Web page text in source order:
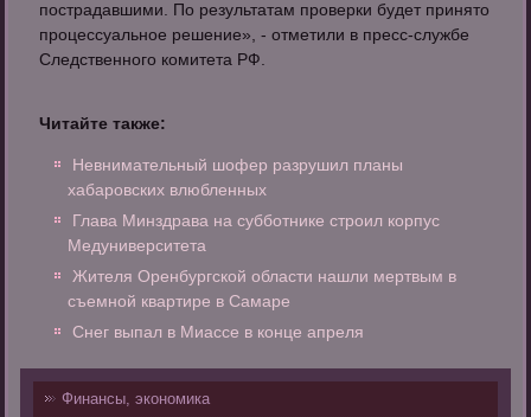
пострадавшими. По результатам проверки будет принято
процессуальное решение», - отметили в пресс-службе
Следственного комитета РФ.
Читайте также:
Невнимательный шофер разрушил планы
хабаровских влюбленных
Глава Минздрава на субботнике строил корпус
Медуниверситета
Жителя Оренбургской области нашли мертвым в
съемной квартире в Самаре
Снег выпал в Миассе в конце апреля
Финансы, экономика